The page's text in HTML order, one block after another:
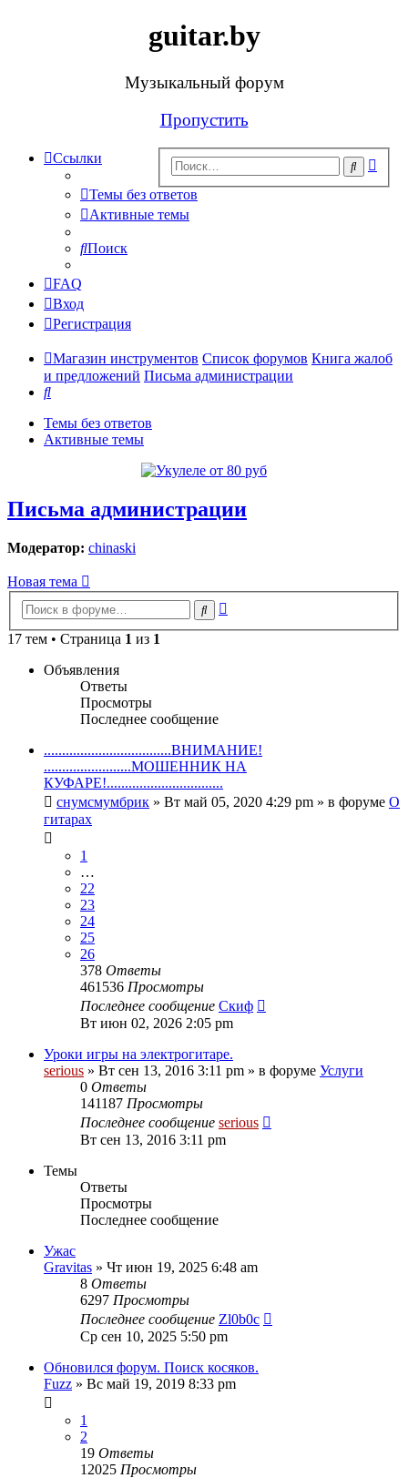
guitar.by
Музыкальный форум
Пропустить
Поиск
Ссылки
Темы без ответов
Активные темы
Поиск
FAQ
Вход
Регистрация
Магазин инструментов Список форумов Книга жалоб
и предложений Письма администрации
Поиск
Темы без ответов
Активные темы
Письма администрации
Модератор: chinaski
Новая тема
Поиск
17 тем • Страница 1 из 1
Объявления
Ответы
Просмотры
Последнее сообщение
...................................ВНИМАНИЕ!
........................МОШЕННИК НА
КУФАРЕ!................................
снумсмумбрик » Вт май 05, 2020 4:29 pm » в форуме О
гитарах
1
…
22
23
24
25
26
378 Ответы
461536 Просмотры
Последнее сообщение Скиф
Вт июн 02, 2026 2:05 pm
Уроки игры на электрогитаре.
serious » Вт сен 13, 2016 3:11 pm » в форуме Услуги
0 Ответы
141187 Просмотры
Последнее сообщение serious
Вт сен 13, 2016 3:11 pm
Темы
Ответы
Просмотры
Последнее сообщение
Ужас
Gravitas » Чт июн 19, 2025 6:48 am
8 Ответы
6297 Просмотры
Последнее сообщение Zl0b0c
Ср сен 10, 2025 5:50 pm
Обновился форум. Поиск косяков.
Fuzz » Вс май 19, 2019 8:33 pm
1
2
19 Ответы
12025 Просмотры